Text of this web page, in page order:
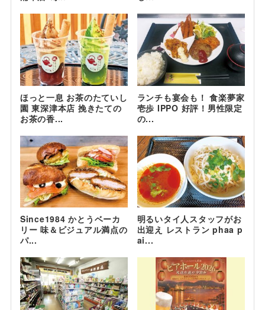
ほっと一息 お茶のたていし
園 東深津本店 挽きたての
お茶の香...
ランチも宴会も！ 食楽夢家
壱歩 IPPO 好評！男性限定
の...
Since1984 かとうベーカ
リー 味＆ビジュアル満点の
パ...
明るいタイ人スタッフがお
出迎え レストラン phaa p
ai...